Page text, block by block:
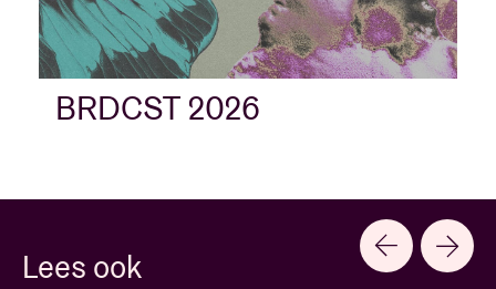
BRDCST 2026
Lees ook